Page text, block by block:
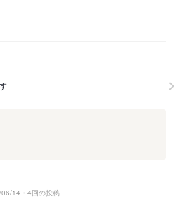
14・4回の投稿